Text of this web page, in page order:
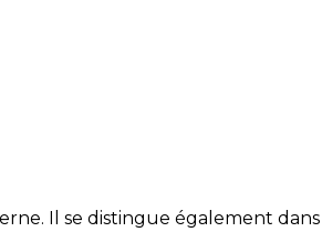
Il se distingue également dans